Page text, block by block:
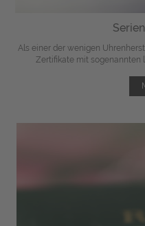
Als einer der wenigen
Zertifikate mit sogenannten